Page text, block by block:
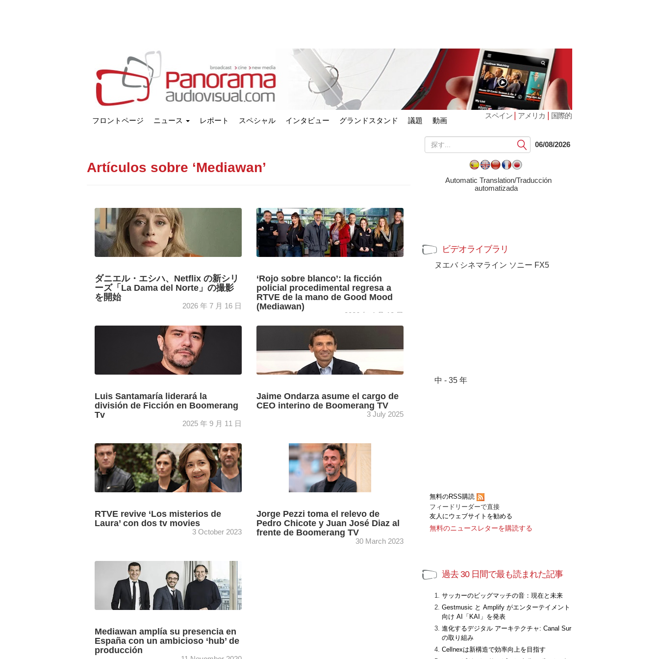
フロントページ ニュース レポート スペシャル インタビュー グランドスタンド 議題 動画
スペイン | アメリカ | 国際的
Artículos sobre ‘Mediawan’
ダニエル・エシハ、Netflix の新シリ
ーズ「La Dama del Norte」の撮影
を開始
2026 年 7 月 16 日
Good Mood (Mediawan) は、Daniel Écija
(「Los hombres de Paco」、「Vis a Vis」)
が制作した 8 話構成のシリーズ「La Dama
del Norte」を制作しています。
‘Rojo sobre blanco’: la ficción
policial procedimental regresa a
RTVE de la mano de Good Mood
(Mediawan)
2026 年 4 月 13 日
Comienza el rodaje de un thriller luminoso que
retratará el día a día de una comisaría
aunando comedia e intriga: así es ‘Rojo sobre
...
Luis Santamaría liderará la
división de Ficción en Boomerang
Tv
2025 年 9 月 11 日
Boomerang TV refuerza su estrategia en
scripted con el nombramiento de Luis
Santamaría como director general del Área de
Ficción. En su nuevo puesto, ...
Jaime Ondarza asume el cargo de
CEO interino de Boomerang TV
3 July 2025
Jaime Ondarza se incorpora al grupo
Mediawan como asesor de Elisabeth
d’Arvieu, CEO de Mediawan Pictures. Entre
sus funciones, asumirá el cargo de CEO ...
RTVE revive ‘Los misterios de
Laura’ con dos tv movies
3 October 2023
‘Los misterios de Laura’ regresan con dos
nuevas tv movies cuyo rodaje ya ha
comenzado bajo la producción de RTVE y
Veranda (Grupo Mediawan). ...
Jorge Pezzi toma el relevo de
Pedro Chicote y Juan José Diaz al
frente de Boomerang TV
30 March 2023
[+]
Mediawan amplía su presencia en
España con un ambicioso ‘hub’ de
producción
提
出
る
06/08/2026
Automatic Translation/Traducción
automatizada
ビデオライブラリ
ヌエバ シネマライン ソニー FX5
中 - 35 年
無料のRSS購読
フィードリーダーで直接
友人にウェブサイトを勧める
無料のニュースレターを購読する
過去 30 日間で最も読まれた記事
サッカーのビッグマッチの音：現在と未来
Gestmusic と Amplify がエンターテイメント
向け AI「KAI」を発表
進化するデジタル アーキテクチャ: Canal Sur
の取り組み
Cellnexは新構造で効率向上を目指す